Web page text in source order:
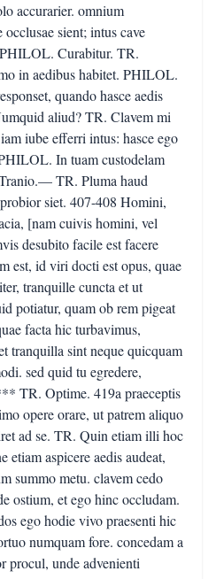
accurarier. omnium
sient; intus cave
Curabitur. TR.
in aedibus habitet. PHILOL.
quando hasce aedis
aliud? TR. Clavem mi
iube efferri intus: hasce ego
In tuam custodelam
TR. Pluma haud
siet. 407-408 Homini,
[nam cuivis homini, vel
desubito facile est facere
est, id viri docti est opus, quae
tranquille cuncta et ut
potiatur, quam ob rem pigeat
facta hic turbavimus,
tranquilla sint neque quicquam
sed quid tu egredere,
TR. Optime. 419a praeceptis
opere orare, ut patrem aliquo
ad se. TR. Quin etiam illi hoc
aspicere aedis audeat,
summo metu. clavem cedo
ostium, et ego hinc occludam.
ego hodie vivo praesenti hic
numquam fore. concedam a
procul, unde advenienti